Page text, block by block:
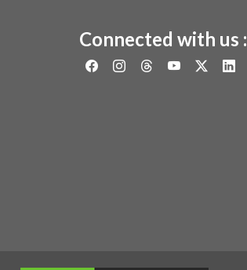
Connected with us :